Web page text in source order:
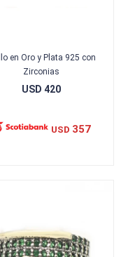
en Oro y Plata 925 con
Zirconias
USD 420
USD 357